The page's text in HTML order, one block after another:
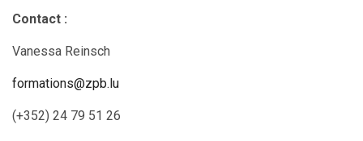
Contact :
Vanessa Reinsch
formations@zpb.lu
(+352) 24 79 51 26